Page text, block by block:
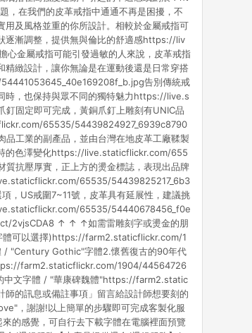
在我們的皮革戒指中通通不再是困擾，不
及風格並重的你所設計。相較於金屬戒指可
逐漸調整，提供無與倫比的舒適感https://liv
金屬戒指可能引發過敏的人來說，皮革戒指
緻設計，讓你無論是在運動後還是日常穿搭
告別傳統戒
時，也保持與眾不同的獨特魅力https://live.s
固定即可完成，黃銅爪釘上雕刻有UNIC品
65535/54439824927_6939c8790
工業的副產品，並由台灣在地皮革工廠鞣製
的色澤變化https://live.staticflickr.com/655
抗壓厚實，正上方的燙金標誌，表現出品牌
65535/54439825217_6b3
，US戒圍7~11號，皮革具有延展性，建議挑
65535/54440678456_f0e
2vjsCDA8 ↑ ↑ ↑如需雷雕刻字或燙金的朋
體可以選擇)https://farm2.staticflickr.com/1
/ "Century Gothic"字體2.懷舊復古的90年代
farm2.staticflickr.com/1904/44564726
中文字體 / "華康碑魏體"https://farm2.static
的訊息或備註事項」留言給設計師想要刻的
，謝謝!以上簡單的步驟即可完成客製化服
的感覺，可自行去下載字體在電腦裡面預覽